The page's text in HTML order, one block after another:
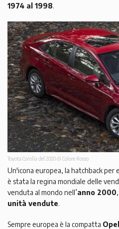
1974 al 1998.
Toyota Corolla del 2020 di Colore Rosso
Un'icona europea, la hatchback per
è stata la regina mondiale delle
venduta al mondo nell’anno 2000
unità vendute.
Sempre europea è la compatta